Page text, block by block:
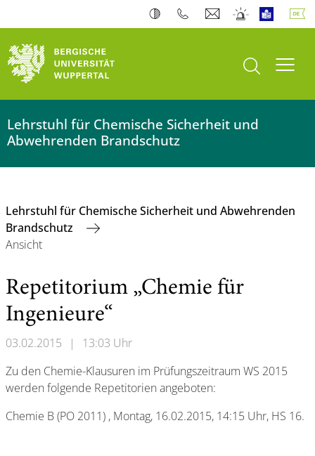
Suche öffnen
Lehrstuhl für Chemische Sicherheit und
Abwehrenden Brandschutz
Lehrstuhl für Chemische Sicherheit und Abwehrenden
Brandschutz
Ansicht
Repetitorium „Chemie für
Ingenieure“
03.02.2015 |
13:03 Uhr
Zu den Chemie-Klausuren im Prüfungszeitraum WS 2015
werden folgende Repetitorien angeboten:
Chemie B (PO 2011) , Montag, 16.02.2015, 14:15 Uhr, HS 16.